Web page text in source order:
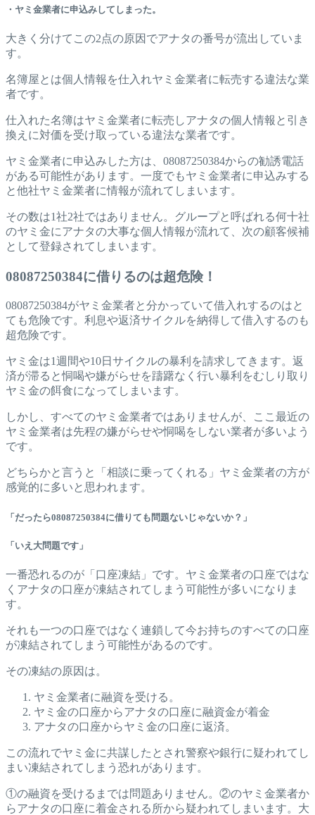
・ヤミ金業者に申込みしてしまった。
大きく分けてこの2点の原因でアナタの番号が流出していま
す。
名簿屋とは個人情報を仕入れヤミ金業者に転売する違法な業
者です。
仕入れた名簿はヤミ金業者に転売しアナタの個人情報と引き
換えに対価を受け取っている違法な業者です。
ヤミ金業者に申込みした方は、08087250384からの勧誘電話
がある可能性があります。一度でもヤミ金業者に申込みする
と他社ヤミ金業者に情報が流れてしまいます。
その数は1社2社ではありません。グループと呼ばれる何十社
のヤミ金にアナタの大事な個人情報が流れて、次の顧客候補
として登録されてしまいます。
08087250384に借りるのは超危険！
08087250384がヤミ金業者と分かっていて借入れするのはと
ても危険です。利息や返済サイクルを納得して借入するのも
超危険です。
ヤミ金は1週間や10日サイクルの暴利を請求してきます。返
済が滞ると恫喝や嫌がらせを躊躇なく行い暴利をむしり取り
ヤミ金の餌食になってしまいます。
しかし、すべてのヤミ金業者ではありませんが、ここ最近の
ヤミ金業者は先程の嫌がらせや恫喝をしない業者が多いよう
です。
どちらかと言うと「相談に乗ってくれる」ヤミ金業者の方が
感覚的に多いと思われます。
「だったら08087250384に借りても問題ないじゃないか？」
「いえ大問題です」
一番恐れるのが「口座凍結」です。ヤミ金業者の口座ではな
くアナタの口座が凍結されてしまう可能性が多いになりま
す。
それも一つの口座ではなく連鎖して今お持ちのすべての口座
が凍結されてしまう可能性があるのです。
その凍結の原因は。
ヤミ金業者に融資を受ける。
ヤミ金の口座からアナタの口座に融資金が着金
アナタの口座からヤミ金の口座に返済。
この流れでヤミ金に共謀したとされ警察や銀行に疑われてし
まい凍結されてしまう恐れがあります。
①の融資を受けるまでは問題ありません。②のヤミ金業者か
らアナタの口座に着金される所から疑われてしまいます。大